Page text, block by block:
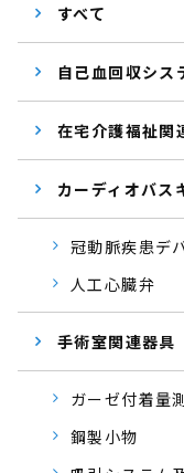
すべて
自己血回収シス
在宅介護福祉関
カーディオバス
冠動脈疾患デ
人工心臓弁
手術室関連器具
ガーゼ付着量
鋼製小物